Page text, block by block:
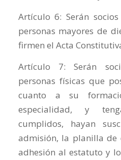
Artículo 6: Serán
personas mayores de
firmen el Acta
Artículo 7: Serán
personas físicas que
cuanto a su
especialidad, y
cumplidos, hayan
admisión, la planilla de
adhesión al estatuto y